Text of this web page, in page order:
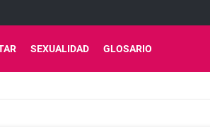
SEXUALIDAD GLOSARIO